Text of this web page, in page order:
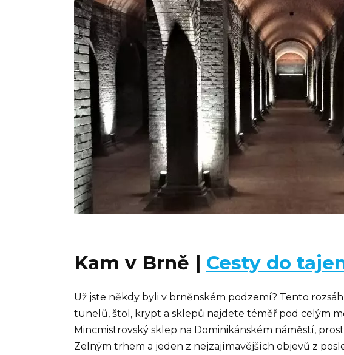
Kam v Brně | Cesty do
Už jste někdy byli v brněnském podzemí? Tento
tunelů, štol, krypt a sklepů najdete téměř pod celým
Mincmistrovský sklep na Dominikánském náměstí,
Zelným trhem a jeden z nejzajímavějších objevů z